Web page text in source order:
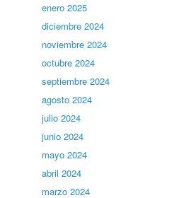
enero 2025
diciembre 2024
noviembre 2024
octubre 2024
septiembre 2024
agosto 2024
julio 2024
junio 2024
mayo 2024
abril 2024
marzo 2024